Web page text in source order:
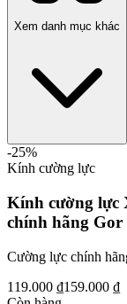
Xem danh mục khác
-25%
Kính cường lực
Kính cường lực
chính hãng Gor
Cường lực chính
119.000 ₫159.000 ₫